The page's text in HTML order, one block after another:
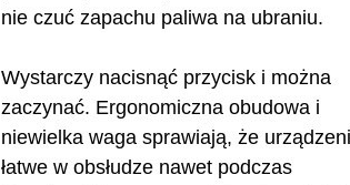
nie czuć zapachu paliwa na ubraniu.
Wystarczy nacisnąć przycisk i można
zaczynać. Ergonomiczna obudowa i
niewielka waga sprawiają, że
łatwe w obsłudze nawet podczas